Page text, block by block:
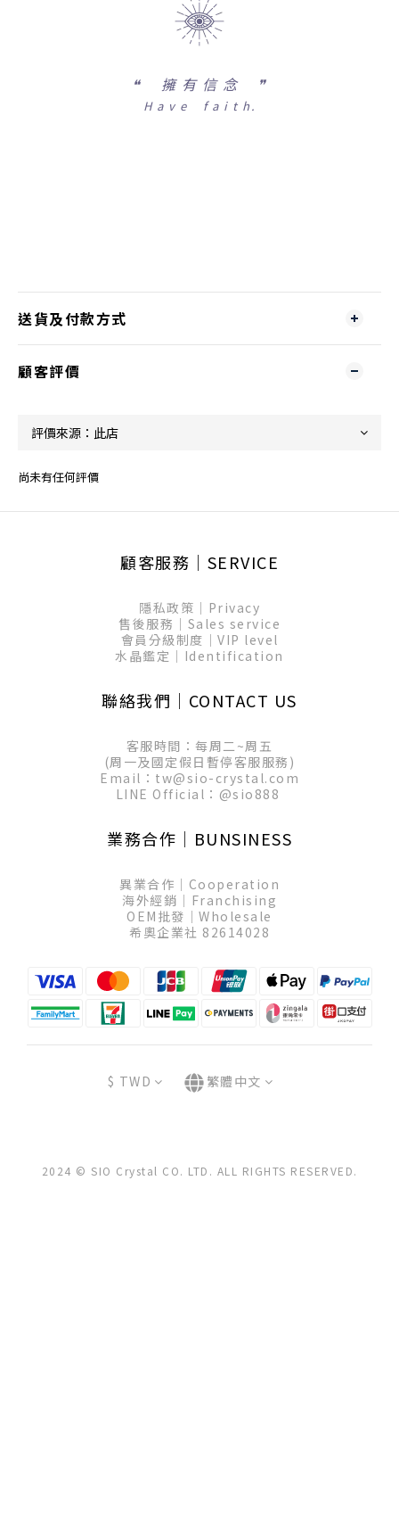
❝ 擁 有 信 念 ❞
H a v e f a i t h.
送貨及付款方式
顧客評價
尚未有任何評價
顧客服務│SERVICE
隱私政策│Privacy
售後服務│Sales service
會員分級制度│VIP level
水晶鑑定│Identification
聯絡我們│CONTACT US
客服時間：每周二~周五
(周一及國定假日暫停客服服務)
Email：tw@sio-crystal.com
LINE Official： @sio888
業務合作│BUNSINESS
異業合作│Cooperation
海外經銷│Franchising
OEM批發│Wholesale
希奧企業社 82614028
$ TWD 繁體中文
2024 © SIO Crystal CO. LTD. ALL RIGHTS RESERVED.